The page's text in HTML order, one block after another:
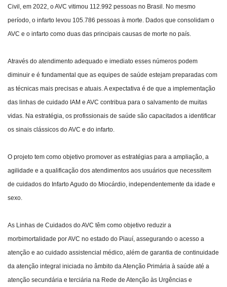
Civil, em 2022, o AVC vitimou 112.992 pessoas no Brasil. No mesmo
período, o infarto levou 105.786 pessoas à morte. Dados que consolidam o
AVC e o infarto como duas das principais causas de morte no país.
Através do atendimento adequado e imediato esses números podem
diminuir e é fundamental que as equipes de saúde estejam preparadas com
as técnicas mais precisas e atuais. A expectativa é de que a implementação
das linhas de cuidado IAM e AVC contribua para o salvamento de muitas
vidas. Na estratégia, os profissionais de saúde são capacitados a identificar
os sinais clássicos do AVC e do infarto.
O projeto tem como objetivo promover as estratégias para a ampliação, a
agilidade e a qualificação dos atendimentos aos usuários que necessitem
de cuidados do Infarto Agudo do Miocárdio, independentemente da idade e
sexo.
As Linhas de Cuidados do AVC têm como objetivo reduzir a
morbimortalidade por AVC no estado do Piauí, assegurando o acesso a
atenção e ao cuidado assistencial médico, além de garantia de continuidade
da atenção integral iniciada no âmbito da Atenção Primária à saúde até a
atenção secundária e terciária na Rede de Atenção às Urgências e